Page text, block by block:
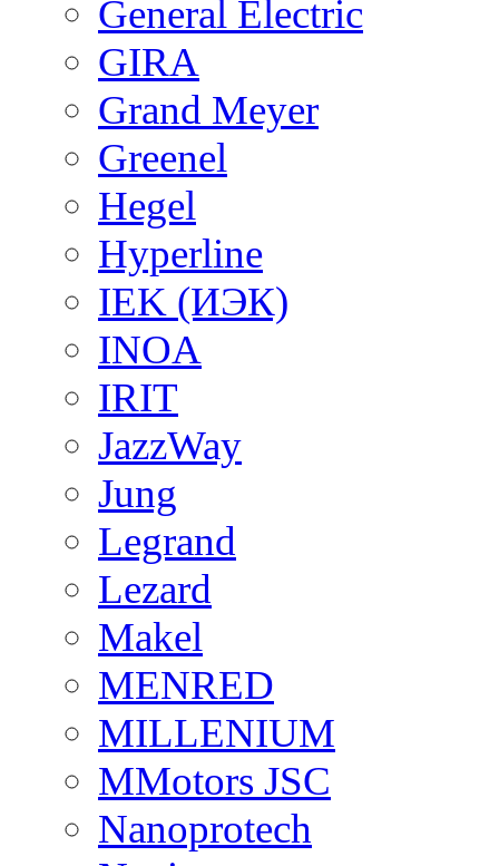
General Electric
GIRA
Grand Meyer
Greenel
Hegel
Hyperline
IEK (ИЭК)
INOA
IRIT
JazzWay
Jung
Legrand
Lezard
Makel
MENRED
MILLENIUM
MMotors JSC
Nanoprotech